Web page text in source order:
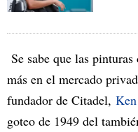
Se sabe que las
más en el mercado
fundador de Citadel,
goteo de 1949 del